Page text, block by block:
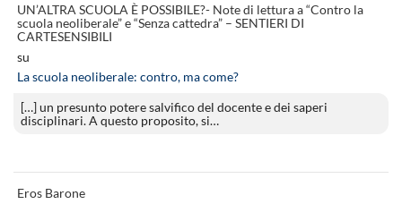
UN’ALTRA SCUOLA È POSSIBILE?- Note di lettura a “Contro la
scuola neoliberale” e “Senza cattedra” – SENTIERI DI
CARTESENSIBILI
su
La scuola neoliberale: contro, ma come?
[…] un presunto potere salvifico del docente e dei saperi
disciplinari. A questo proposito, si…
Eros Barone